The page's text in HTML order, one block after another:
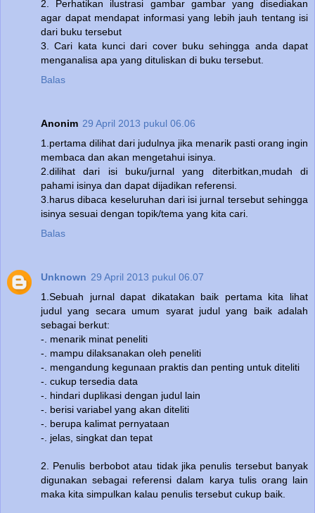
2. Perhatikan ilustrasi gambar gambar yang disediakan
agar dapat mendapat informasi yang lebih jauh tentang isi
dari buku tersebut
3. Cari kata kunci dari cover buku sehingga anda dapat
menganalisa apa yang dituliskan di buku tersebut.
Balas
Anonim 29 April 2013 pukul 06.06
1.pertama dilihat dari judulnya jika menarik pasti orang ingin
membaca dan akan mengetahui isinya.
2.dilihat dari isi buku/jurnal yang diterbitkan,mudah di
pahami isinya dan dapat dijadikan referensi.
3.harus dibaca keseluruhan dari isi jurnal tersebut sehingga
isinya sesuai dengan topik/tema yang kita cari.
Balas
Unknown 29 April 2013 pukul 06.07
1.Sebuah jurnal dapat dikatakan baik pertama kita lihat
judul yang secara umum syarat judul yang baik adalah
sebagai berkut:
-. menarik minat peneliti
-. mampu dilaksanakan oleh peneliti
-. mengandung kegunaan praktis dan penting untuk diteliti
-. cukup tersedia data
-. hindari duplikasi dengan judul lain
-. berisi variabel yang akan diteliti
-. berupa kalimat pernyataan
-. jelas, singkat dan tepat
2. Penulis berbobot atau tidak jika penulis tersebut banyak
digunakan sebagai referensi dalam karya tulis orang lain
maka kita simpulkan kalau penulis tersebut cukup baik.